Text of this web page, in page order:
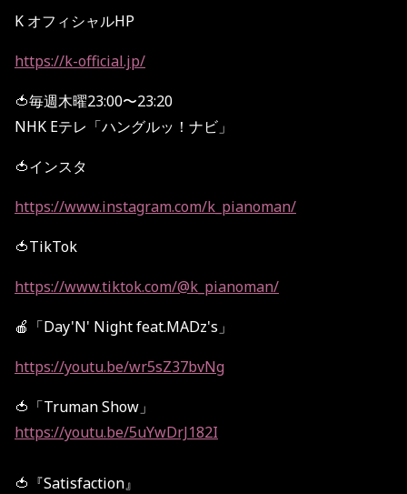
K オフィシャルHP
https://k-official.jp/
🍅毎週木曜23:00〜23:20
NHK Eテレ「ハングルッ！ナビ」
🍅インスタ
https://www.instagram.com/k_pianoman/
🍅TikTok
https://www.tiktok.com/@k_pianoman/
🍎「Day'N' Night feat.MADz's」
https://youtu.be/wr5sZ37bvNg
🍅「Truman Show」
https://youtu.be/5uYwDrJ182I
🍅『Satisfaction』